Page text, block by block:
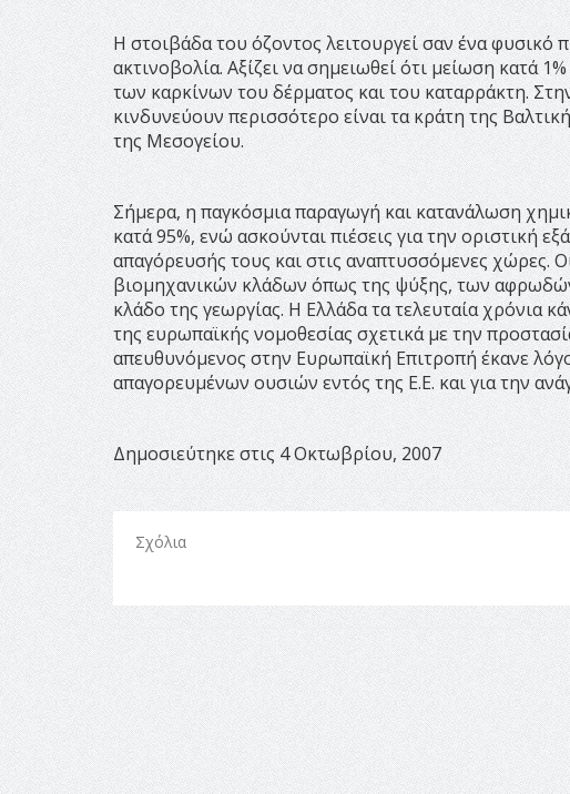
Η στοιβάδα του όζοντος λειτουργεί σαν ένα
ακτινοβολία. Αξίζει να σημειωθεί ότι μείωση κατά
των καρκίνων του δέρματος και του καταρράκτη.
κινδυνεύουν περισσότερο είναι τα κράτη της
της Μεσογείου.
Σήμερα, η παγκόσμια παραγωγή και κατανάλωση
κατά 95%, ενώ ασκούνται πιέσεις για την οριστική
απαγόρευσής τους και στις αναπτυσσόμενες χώρες.
βιομηχανικών κλάδων όπως της ψύξης, των
κλάδο της γεωργίας. Η Ελλάδα τα τελευταία χρόνια
της ευρωπαϊκής νομοθεσίας σχετικά με την
απευθυνόμενος στην Ευρωπαϊκή Επιτροπή έκανε
απαγορευμένων ουσιών εντός της Ε.Ε. και για την
Δημοσιεύτηκε στις 4 Οκτωβρίου, 2007
Σχόλια